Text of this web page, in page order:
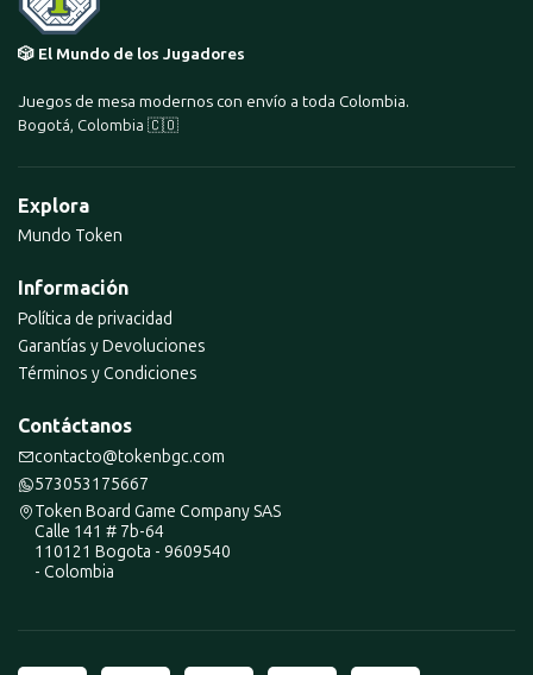
🎲 El Mundo de los Jugadores
Juegos de mesa modernos con envío a toda Colombia.
Bogotá, Colombia 🇨🇴
Explora
Mundo Token
Información
Política de privacidad
Garantías y Devoluciones
Términos y Condiciones
Contáctanos
contacto@tokenbgc.com
573053175667
Token Board Game Company SAS
Calle 141 # 7b-64
110121 Bogota - 9609540
- Colombia